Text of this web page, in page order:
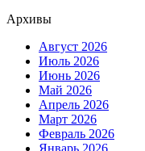
Архивы
Август 2026
Июль 2026
Июнь 2026
Май 2026
Апрель 2026
Март 2026
Февраль 2026